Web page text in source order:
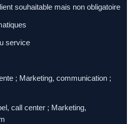
souhaitable mais non obligatoire
service
; Marketing, communication ;
call center ; Marketing,